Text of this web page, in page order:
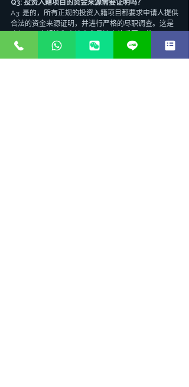
Q3: 投资入籍项目的资金来源需要证明吗？
A3: 是的，所有正规的投资入籍项目都要求申请人提供
合法的资金来源证明，并进行严格的尽职调查。这是
Q4: 瓦努阿图护照现在还能办理吗？